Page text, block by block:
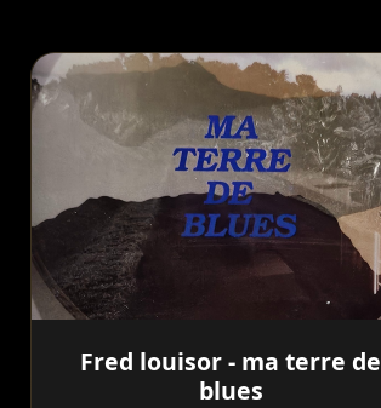
Fred louisor - ma terre de
blues